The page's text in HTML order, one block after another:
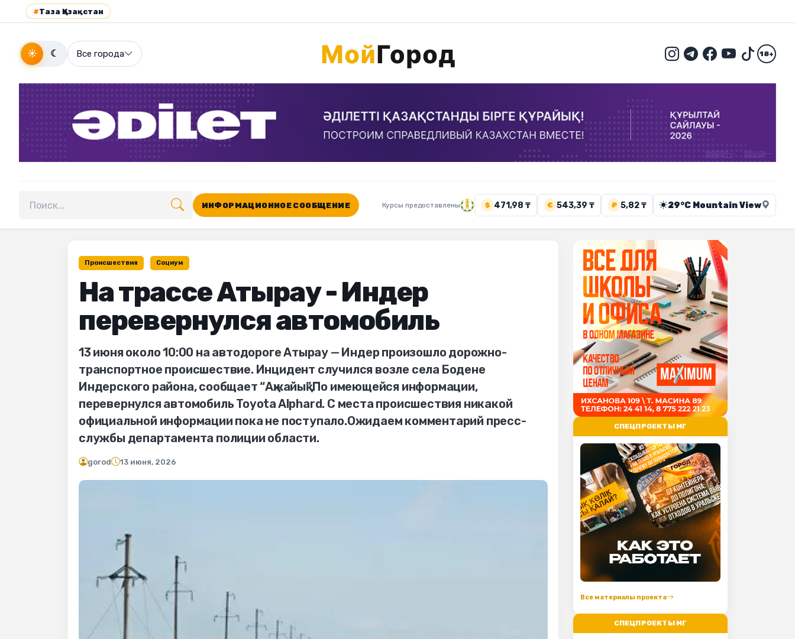
#Таза Қазақстан
☀ ☾ Все города 18+
Поиск по сайту
ИНФОРМАЦИОННОЕ СООБЩЕНИЕ Курсы предоставлены $ 471,98 ₸ € 543,39 ₸ ₽ 5,82 ₸ 29°C Mountain View
Происшествия Социум
На трассе Атырау - Индер
перевернулся автомобиль
13 июня около 10:00 на автодороге Атырау — Индер произошло дорожно-
транспортное происшествие. Инцидент случился возле села Бодене
Индерского района, сообщает “Ақжайық”.По имеющейся информации,
перевернулся автомобиль Toyota Alphard. С места происшествия никакой
официальной информации пока не поступало.Ожидаем комментарий пресс-
службы департамента полиции области.
gorod 13 июня, 2026
СПЕЦПРОЕКТЫ МГ
Все материалы проекта
СПЕЦПРОЕКТЫ МГ